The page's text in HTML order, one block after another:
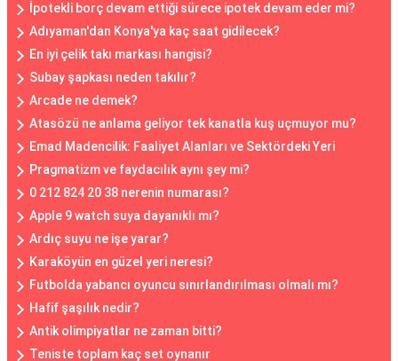
İpotekli borç devam ettiği sürece ipotek devam eder mi?
Adıyaman'dan Konya'ya kaç saat gidilecek?
En iyi çelik takı markası hangisi?
Subay şapkası neden takılır?
Arcade ne demek?
Atasözü ne anlama geliyor tek kanatla kuş uçmuyor mu?
Emad Madencilik: Faaliyet Alanları ve Sektördeki Yeri
Pragmatizm ve faydacılık aynı şey mi?
0 212 824 20 38 nerenin numarası?
Apple 9 watch suya dayanıklı mı?
Ardıç suyu ne işe yarar?
Karaköyün en güzel yeri neresi?
Futbolda yabancı oyuncu sınırlandırılması olmalı mı?
Hafif şaşılık nedir?
Antik olimpiyatlar ne zaman bitti?
Teniste toplam kaç set oynanır